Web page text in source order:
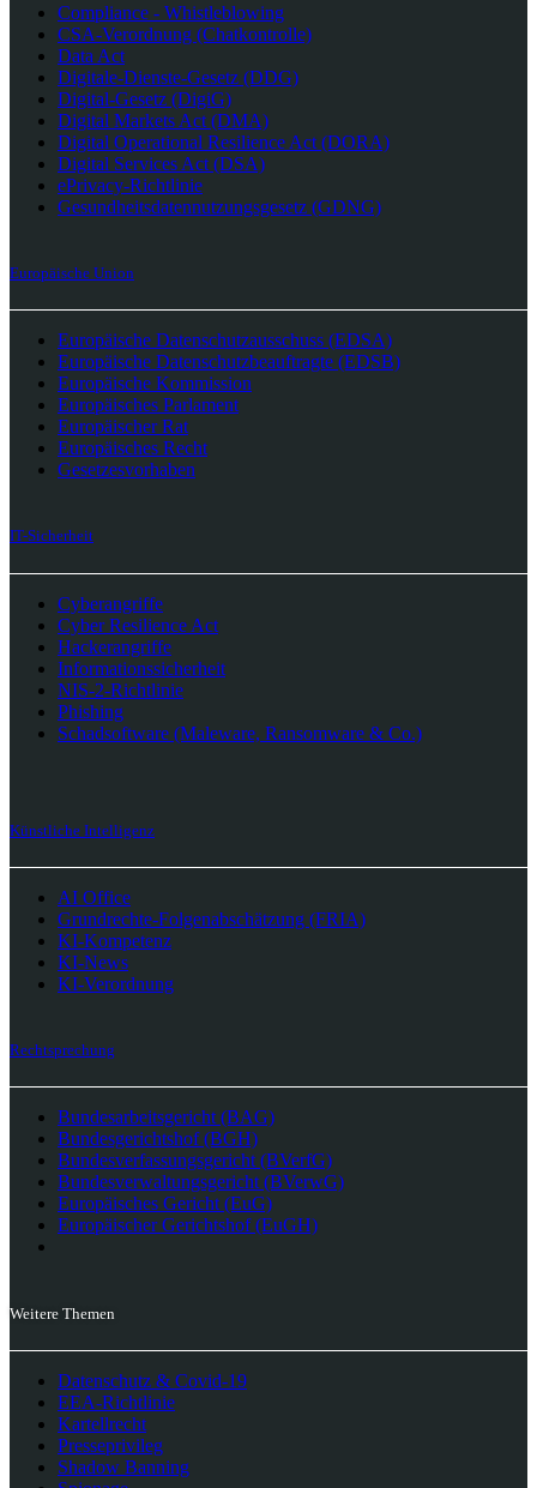
Compliance - Whistleblowing
CSA-Verordnung (Chatkontrolle)
Data Act
Digitale-Dienste-Gesetz (DDG)
Digital-Gesetz (DigiG)
Digital Markets Act (DMA)
Digital Operational Resilience Act (DORA)
Digital Services Act (DSA)
ePrivacy-Richtlinie
Gesundheitsdatennutzungsgesetz (GDNG)
Europäische Union
Europäische Datenschutzausschuss (EDSA)
Europäische Datenschutzbeauftragte (EDSB)
Europäische Kommission
Europäisches Parlament
Europäischer Rat
Europäisches Recht
Gesetzesvorhaben
IT-Sicherheit
Cyberangriffe
Cyber Resilience Act
Hackerangriffe
Informationssicherheit
NIS-2-Richtlinie
Phishing
Schadsoftware (Maleware, Ransomware & Co.)
Künstliche Intelligenz
AI Office
Grundrechte-Folgenabschätzung (FRIA)
KI-Kompetenz
KI-News
KI-Verordnung
Rechtsprechung
Bundesarbeitsgericht (BAG)
Bundesgerichtshof (BGH)
Bundesverfassungsgericht (BVerfG)
Bundesverwaltungsgericht (BVerwG)
Europäisches Gericht (EuG)
Europäischer Gerichtshof (EuGH)
Weitere Themen
Datenschutz & Covid-19
EEA-Richtlinie
Kartellrecht
Presseprivileg
Shadow Banning